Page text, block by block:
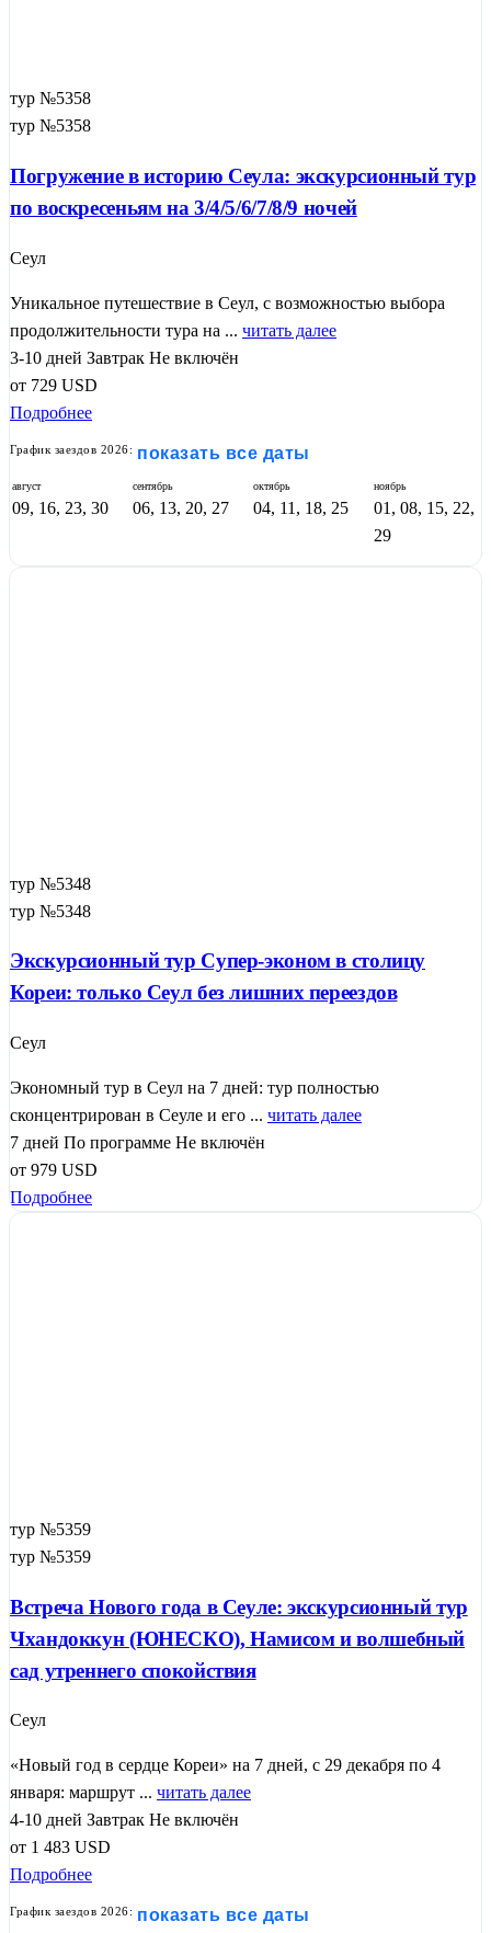
тур №5358
тур №5358
Погружение в историю Сеула: экскурсионный тур
по воскресеньям на 3/4/5/6/7/8/9 ночей
Сеул
Уникальное путешествие в Сеул, с возможностью выбора
продолжительности тура на ... читать далее
3-10 дней Завтрак Не включён
от 729 USD
Подробнее
График заездов 2026: показать все даты
август
09, 16, 23, 30
сентябрь
06, 13, 20, 27
октябрь
04, 11, 18, 25
ноябрь
01, 08, 15, 22,
29
тур №5348
тур №5348
Экскурсионный тур Супер-эконом в столицу
Кореи: только Сеул без лишних переездов
Сеул
Экономный тур в Сеул на 7 дней: тур полностью
сконцентрирован в Сеуле и его ... читать далее
7 дней По программе Не включён
от 979 USD
Подробнее
тур №5359
тур №5359
Встреча Нового года в Сеуле: экскурсионный тур
Чхандоккун (ЮНЕСКО), Намисом и волшебный
сад утреннего спокойствия
Сеул
«Новый год в сердце Кореи» на 7 дней, с 29 декабря по 4
января: маршрут ... читать далее
4-10 дней Завтрак Не включён
от 1 483 USD
Подробнее
График заездов 2026: показать все даты